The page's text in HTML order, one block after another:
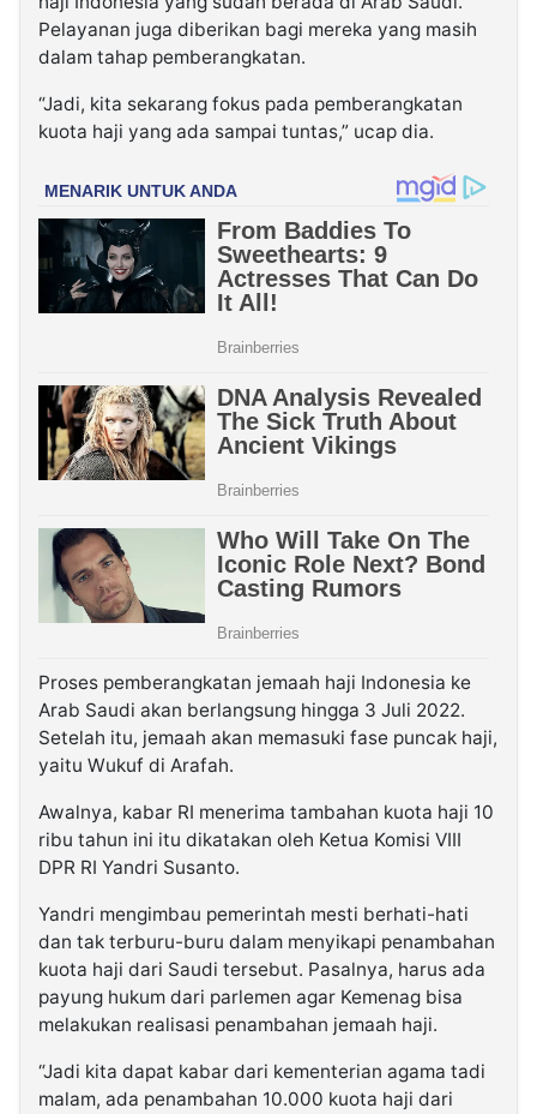
Pelayanan juga diberikan bagi mereka yang masih
dalam tahap pemberangkatan.
“Jadi, kita sekarang fokus pada pemberangkatan
kuota haji yang ada sampai tuntas,” ucap dia.
Proses pemberangkatan jemaah haji Indonesia ke
Arab Saudi akan berlangsung hingga 3 Juli 2022.
Setelah itu, jemaah akan memasuki fase puncak haji,
yaitu Wukuf di Arafah.
Awalnya, kabar RI menerima tambahan kuota haji 10
ribu tahun ini itu dikatakan oleh Ketua Komisi VIII
DPR RI Yandri Susanto.
Yandri mengimbau pemerintah mesti berhati-hati
dan tak terburu-buru dalam menyikapi penambahan
kuota haji dari Saudi tersebut. Pasalnya, harus ada
payung hukum dari parlemen agar Kemenag bisa
melakukan realisasi penambahan jemaah haji.
“Jadi kita dapat kabar dari kementerian agama tadi
malam, ada penambahan 10.000 kuota haji dari